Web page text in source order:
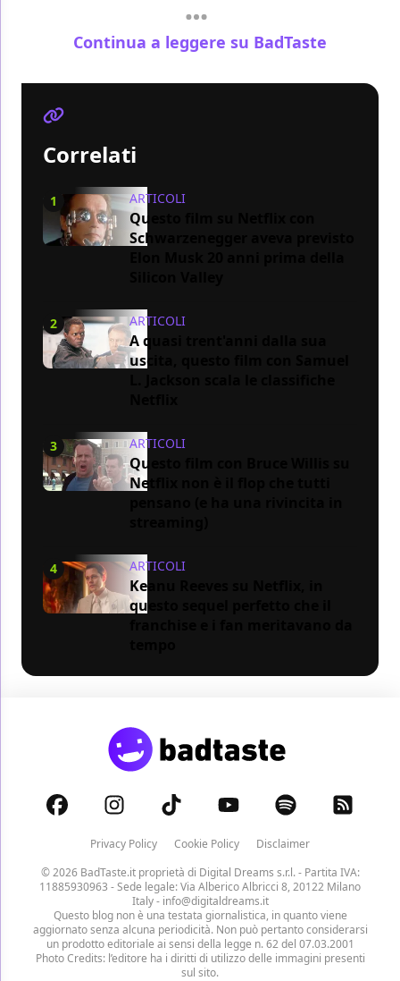
Continua a leggere su BadTaste
Correlati
1 ARTICOLI
Questo film su Netflix con
Schwarzenegger aveva previsto
2 ARTICOLI
A quasi trent'anni dalla sua
uscita, questo film con Samuel
3 ARTICOLI
Questo film con Bruce Willis su
Netflix non è il flop che tutti
4 ARTICOLI
Keanu Reeves su Netflix, in
questo sequel perfetto che il
Privacy Policy Cookie Policy
Disclaimer
© 2026 BadTaste.it proprietà di Digital Dreams s.r.l.- Partita IVA:
11885930963 - Sede legale: Via Alberico Albricci 8, 20122 Milano
Italy - info@digitaldreams.it
Questo blog non è una testata giornalistica, in quanto viene
aggiornato senza alcuna periodicità. Non può pertanto considerarsi
un prodotto editoriale ai sensi della legge n. 62 del 07.03.2001
Photo Credits: l’editore ha i diritti di utilizzo delle immagini presenti
sul sito.